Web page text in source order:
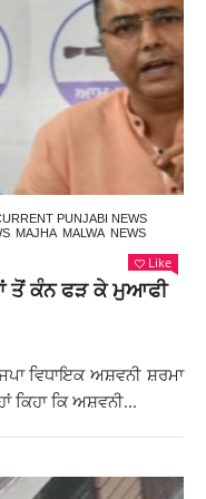
PUNJABI NEWS
MAJHA MALWA NEWS
Like
ਤੋਂ ਕੰਨ ਫੜ ਕੇ ਮੁਆਫੀ
ਵਿਧਾਇਕ ਅਸ਼ਵਨੀ ਸ਼ਰਮਾ
ਕਿਹਾ ਕਿ ਅਸ਼ਵਨੀ...